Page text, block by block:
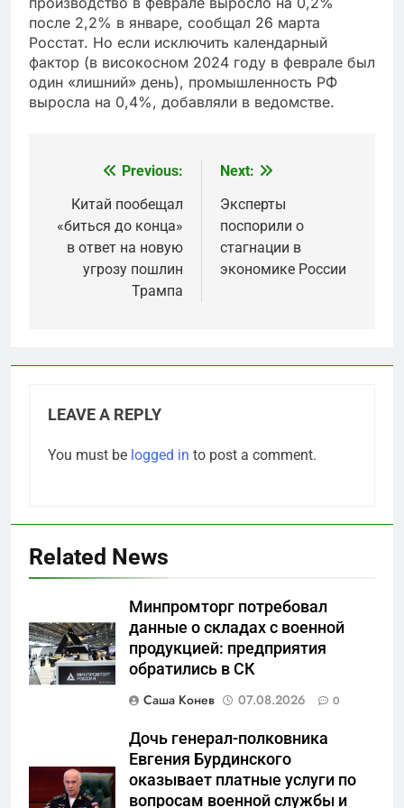
после 2,2% в январе, сообщал 26 марта
Росстат. Но если исключить календарный
фактор (в високосном 2024 году в феврале был
один «лишний» день), промышленность РФ
выросла на 0,4%, добавляли в ведомстве.
navigation
Previous:
Китай пообещал
«биться до конца»
в ответ на новую
угрозу пошлин
Трампа
Next:
Эксперты
поспорили о
стагнации в
экономике России
LEAVE A REPLY
You must be logged in to post a comment.
Related News
Минпромторг потребовал
данные о складах с военной
продукцией: предприятия
обратились в СК
Саша Конев
07.08.2026 0
Дочь генерал-полковника
Евгения Бурдинского
оказывает платные услуги по
вопросам военной службы и
5
Что происходит в
калининградском анклаве:
защиты Отечества»
6
«500-тонный беспилотник»